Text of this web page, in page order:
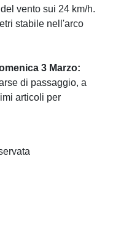
vento sui 24 km/h.
stabile nell'arco
3 Marzo:
di passaggio, a
articoli per